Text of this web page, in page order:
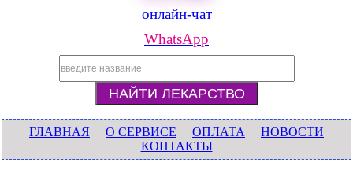
онлайн-чат
WhatsApp
ГЛАВНАЯ О СЕРВИСЕ ОПЛАТА
НОВОСТИ
КОНТАКТЫ